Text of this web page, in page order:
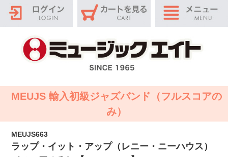
MEUJS 輸入初級ジャズバンド（フルスコアの
み）
MEUJS663
ラップ・イット・アップ（レニー・ニーハウス）